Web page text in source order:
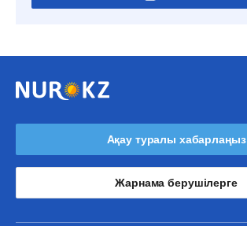
Ақау туралы хабарлаңыз
Жарнама берушілерге